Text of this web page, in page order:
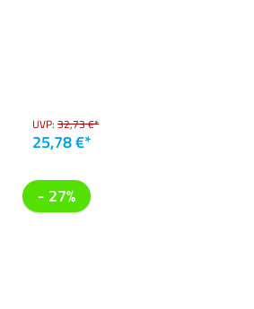
UVP: 32,73 €*
25,78 €*
- 27%